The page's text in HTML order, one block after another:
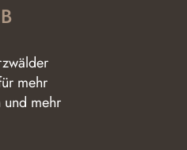
mehr
und mehr